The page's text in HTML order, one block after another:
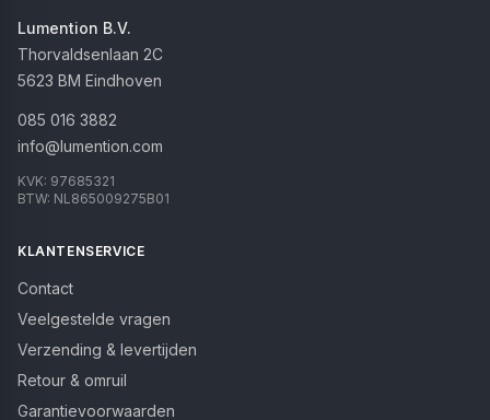
Lumention B.V.
Thorvaldsenlaan 2C
5623 BM Eindhoven
085 016 3882
info@lumention.com
KVK: 97685321
BTW: NL865009275B01
KLANTENSERVICE
Contact
Veelgestelde vragen
Verzending & levertijden
Retour & omruil
Garantievoorwaarden